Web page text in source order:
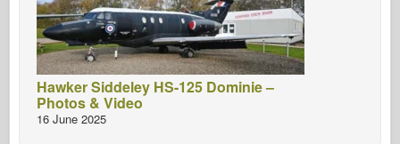
Hawker Siddeley HS-125 Dominie –
Photos & Video
16 June 2025